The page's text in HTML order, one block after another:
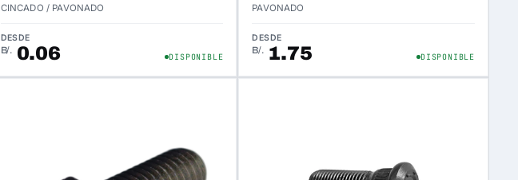
CINCADO / PAVONADO
DESDE
B/. 0.06 DISPONIBLE
PAVONADO
DESDE
B/. 1.75 DISPONIBLE